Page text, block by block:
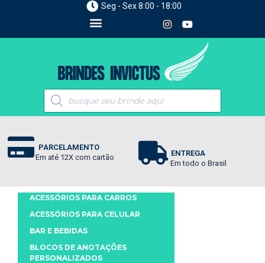
Seg - Sex 8:00 - 18:00
PARCELAMENTO
Em até 12X com cartão
ENTREGA
Em todo o Brasil
ACESSÓRIOS PARA CARROS
ACESSÓRIOS PARA CELULAR
BAR E BEBIDAS
BLOCOS DE ANOTAÇÕES
PERSONALIZADOS